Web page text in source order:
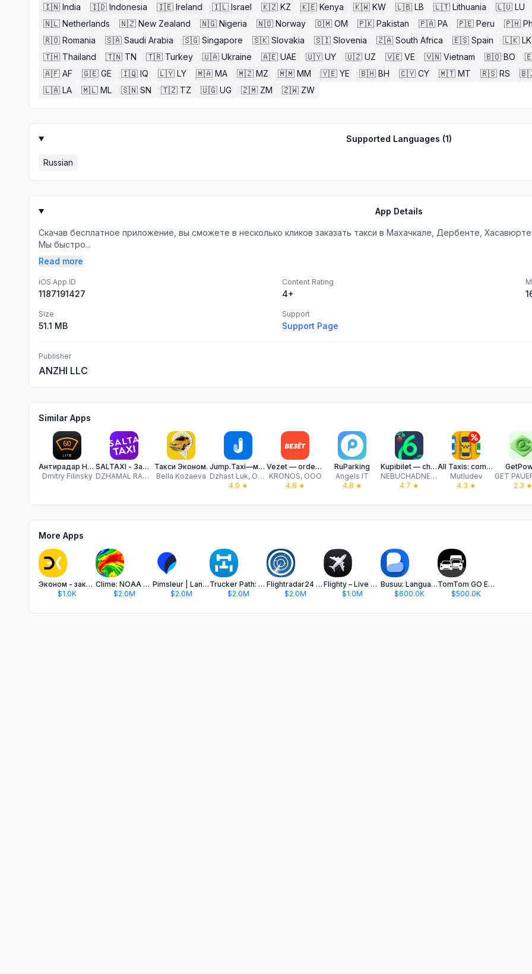
🇮🇳 India 🇮🇩 Indonesia 🇮🇪 Ireland 🇮🇱 Israel 🇰🇿 KZ 🇰🇪 Kenya 🇰🇼 KW 🇱🇧 LB 🇱🇹 Lithuania 🇱🇺 LU
🇳🇱 Netherlands 🇳🇿 New Zealand 🇳🇬 Nigeria 🇳🇴 Norway 🇴🇲 OM 🇵🇰 Pakistan 🇵🇦 PA 🇵🇪 Peru 🇵🇭
🇷🇴 Romania 🇸🇦 Saudi Arabia 🇸🇬 Singapore 🇸🇰 Slovakia 🇸🇮 Slovenia 🇿🇦 South Africa 🇪🇸 Spain 🇱🇰 LK
🇹🇭 Thailand 🇹🇳 TN 🇹🇷 Turkey 🇺🇦 Ukraine 🇦🇪 UAE 🇺🇾 UY 🇺🇿 UZ 🇻🇪 VE 🇻🇳 Vietnam 🇧🇴 BO
🇦🇫 AF 🇬🇪 GE 🇮🇶 IQ 🇱🇾 LY 🇲🇦 MA 🇲🇿 MZ 🇲🇲 MM 🇾🇪 YE 🇧🇭 BH 🇨🇾 CY 🇲🇹 MT 🇷🇸 RS
🇱🇦 LA 🇲🇱 ML 🇸🇳 SN 🇹🇿 TZ 🇺🇬 UG 🇿🇲 ZM 🇿🇼 ZW
Supported Languages (1)
Russian
App Details
Скачав бесплатное приложение, вы сможете в несколько кликов заказать такси в Махачкале, Дербентe,
Мы быстро...
Read more
iOS App ID
1187191427
Content Rating
4+
Size
51.1 MB
Support
Support Page
Publisher
ANZHI LLC
Similar Apps
Антирадар HUD Speed камеры ДПС
Dmitry Filinsky
SALTAXI - Заказ такси, Услуги
DZHAMAL RASHIDOV
Такси Эконом.
Bella Kozaeva
Jump.Taxi—моментальные выплаты
Dzhast Luk, OOO
4.9 ★
Vezet — order taxis
KRONOS, OOO
4.8 ★
RuParking
Angels IT
4.8 ★
Kupibilet — cheap tickets
NEBUCHADNEZZAR FZ-LLC
4.7 ★
All Taxis: compare ride prices
Mutludev
4.3 ★ 2.3 ★
More Apps
Эконом - заказ такси
$1.0K
Clime: NOAA Weather Radar Live
$2.0M
Pimsleur | Language Learning
$2.0M
Trucker Path: Truck GPS & Fuel
$2.0M
Flightradar24 | Flight Tracker
$2.0M
Flighty – Live Flight Tracker
$1.0M
Busuu: Language Learning App
$600.0K
TomTom GO Expert: Truck GPS
$500.0K